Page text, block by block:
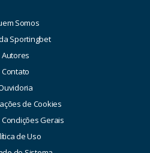
Somos
Sportingbet
Autores
Contato
de Cookies
Gerais
de Uso